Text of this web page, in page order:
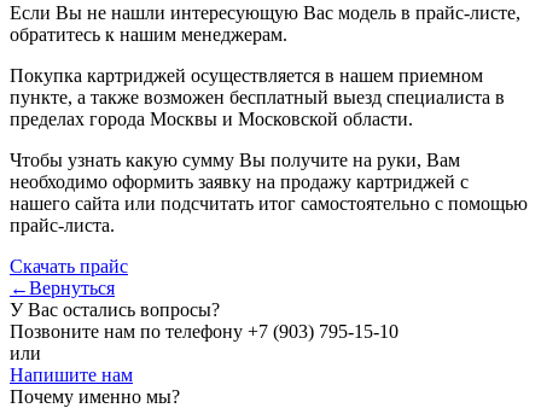
Если Вы не нашли интересующую Вас модель в прайс-листе,
обратитесь к нашим менеджерам.
Покупка картриджей осуществляется в нашем приемном
пункте, а также возможен бесплатный выезд специалиста в
пределах города Москвы и Московской области.
Чтобы узнать какую сумму Вы получите на руки, Вам
необходимо оформить заявку на продажу картриджей с
нашего сайта или подсчитать итог самостоятельно с помощью
прайс-листа.
Скачать прайс
←Вернуться
У Вас остались вопросы?
Позвоните нам по телефону +7 (903) 795-15-10
или
Напишите нам
Почему именно мы?